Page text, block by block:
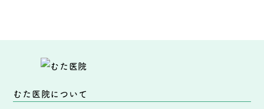
むた医院について